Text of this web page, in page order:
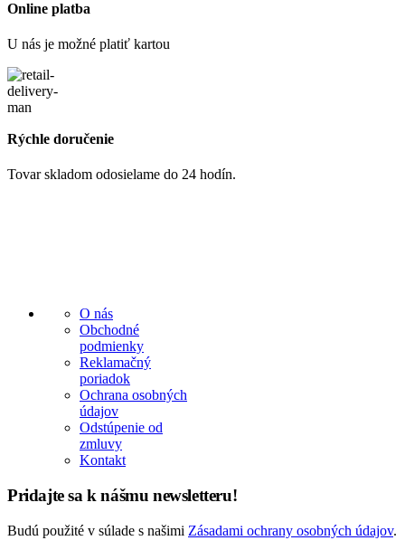
Online platba
U nás je možné platiť kartou
Rýchle doručenie
Tovar skladom odosielame do 24 hodín.
O nás
Obchodné
podmienky
Reklamačný
poriadok
Ochrana osobných
údajov
Odstúpenie od
zmluvy
Kontakt
Pridajte sa k nášmu newsletteru!
Budú použité v súlade s našimi Zásadami ochrany osobných údajov.